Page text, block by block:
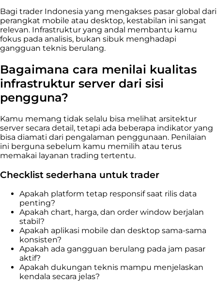
Bagi trader Indonesia yang mengakses pasar global dari
perangkat mobile atau desktop, kestabilan ini sangat
relevan. Infrastruktur yang andal membantu kamu
fokus pada analisis, bukan sibuk menghadapi
gangguan teknis berulang.
Bagaimana cara menilai kualitas
infrastruktur server dari sisi
pengguna?
Kamu memang tidak selalu bisa melihat arsitektur
server secara detail, tetapi ada beberapa indikator yang
bisa diamati dari pengalaman penggunaan. Penilaian
ini berguna sebelum kamu memilih atau terus
memakai layanan trading tertentu.
Checklist sederhana untuk trader
Apakah platform tetap responsif saat rilis data
penting?
Apakah chart, harga, dan order window berjalan
stabil?
Apakah aplikasi mobile dan desktop sama-sama
konsisten?
Apakah ada gangguan berulang pada jam pasar
aktif?
Apakah dukungan teknis mampu menjelaskan
kendala secara jelas?